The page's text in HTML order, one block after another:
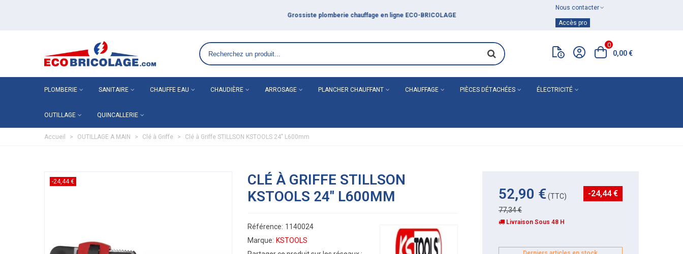
Nous contacter
Accès pro
0
0,00 €
PLOMBERIE SANITAIRE CHAUFFE EAU CHAUDIÈRE ARROSAGE PLANCHER CHAUFFANT CHAUFFAGE PIÈCES DÉTACHÉES ÉLECTRICITÉ
OUTILLAGE QUINCALLERIE
Accueil > OUTILLAGE A MAIN > Clé à Griffe > Clé à Griffe STILLSON KSTOOLS 24" L600mm
-24,44 €
CLÉ À GRIFFE STILLSON
KSTOOLS 24" L600MM
Référence: 1140024
Marque: KSTOOLS
52,90 €(TTC)
77,34 €
-24,44 €
Livraison Sous 48 H